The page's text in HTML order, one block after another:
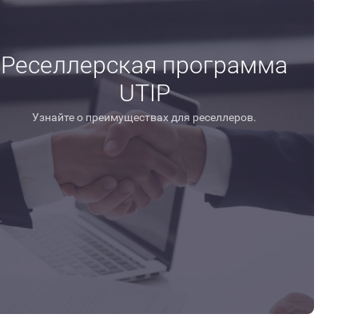
Реселлерская программа
UTIP
Узнайте о преимуществах для реселлеров.